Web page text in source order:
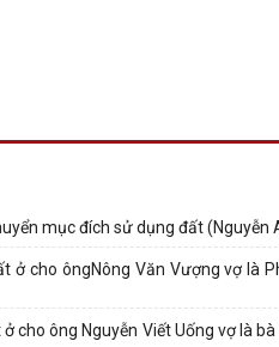
mục đích sử dụng đất (Nguyễn
ở cho ôngNông Văn Vượng vợ là
cho ông Nguyễn Viết Uống vợ là